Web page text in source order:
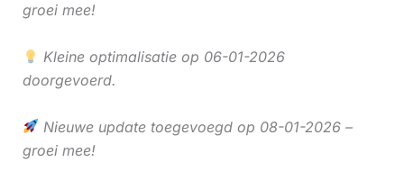
groei mee!
Kleine optimalisatie op 06-01-2026
doorgevoerd.
Nieuwe update toegevoegd op 08-01-2026 –
groei mee!